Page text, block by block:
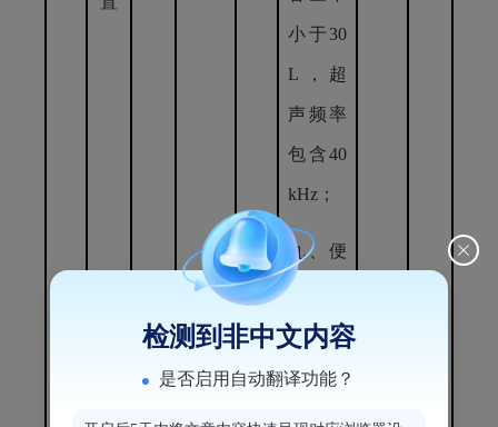
小于30
L，超
声频率
包含40
kHz；
九、便
携溶氧
仪（电
化学
检测到非中文内容
是否启用自动翻译功能？